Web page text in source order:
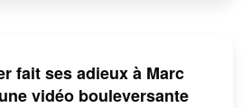
fait ses adieux à Marc
vidéo bouleversante